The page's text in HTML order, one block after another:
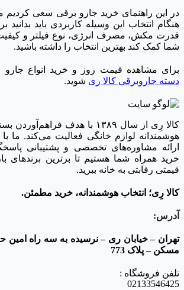
در این راهنمای خرید جارو برقی سعی کردیم
هنگام انتخاب این وسیله کاربردی باید
قدرت مکش، مصرف انرژی، نوع فیلتر و
شما کمک کند بهترین انتخاب را داشته باشید.
برای مشاهده قیمت روز و خرید انواع جارو
دسته جاروبرقی کالا ری شوید.
کالا رِی از سال ۱۳۸۹ با هدف
هوشمندانه لوازم خانگی فعالیت می‌کند. ما
ارائه مشاوره‌های تخصصی و پشتیبانی
خرید همراه شما هستیم تا برترین برندهای
قیمتی رقابتی به خانه‌ ببرید.
کالا رِی؛ انتخاب هوشمندانه، خرید مطمئن.
آدرس:
تهران – خیابان ری – نرسیده به سه راه امین
مسکن – پلاک 773
تلفن فروشگاه :
02133546425